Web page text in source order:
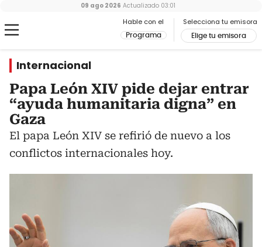
Hable con el
Programa
Selecciona tu emisora
Elige tu emisora
09 ago 2026 Actualizado 03:01
Internacional
Papa León XIV pide dejar entrar
“ayuda humanitaria digna” en
Gaza
El papa León XIV se refirió de nuevo a los
conflictos internacionales hoy.